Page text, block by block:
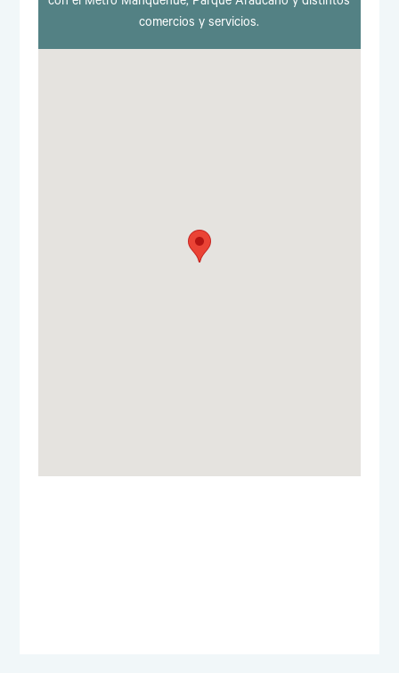
comercios y servicios.